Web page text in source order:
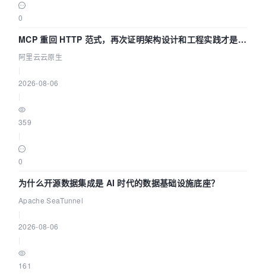
0
MCP 重回 HTTP 范式，再次证明架构设计和工程实践才是稀
缺资源
阿里云云原生
2026-08-06
359
0
为什么开源数据集成是 AI 时代的数据基础设施底座？
Apache SeaTunnel
2026-08-06
161